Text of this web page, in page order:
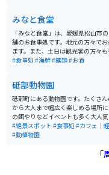
みなと食堂
「みなと食堂」は、愛媛県松山市
舗のお食事処です。地元の方々で
ます。また、土日は観光客の方々
結構混み合うほどの人気店です。何
松山市でうどんと言えば「鍋焼きう
お店の「鍋焼きうどん」は、昔な
っていて、甘めの出汁に浸った柔
とっても美味しいです。また、お
りますので、みんなで楽しくワイワ
います。
#食事処 #海鮮#麺類#お酒
砥部動物園
砥部町にある動物園です。たくさ
から大人まで幅広く楽しめる場所
の餌やりなどイベントも多く大人
国最大級のジップラインが完成した
こどもの城に繋がっていて行き来が
#絶景スポット #食事処 #カフェ｜
#動植物園